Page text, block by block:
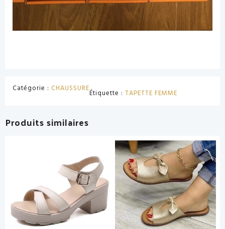
Catégorie : CHAUSSUREÉtiquette : TAPETTE FEMME
Produits similaires